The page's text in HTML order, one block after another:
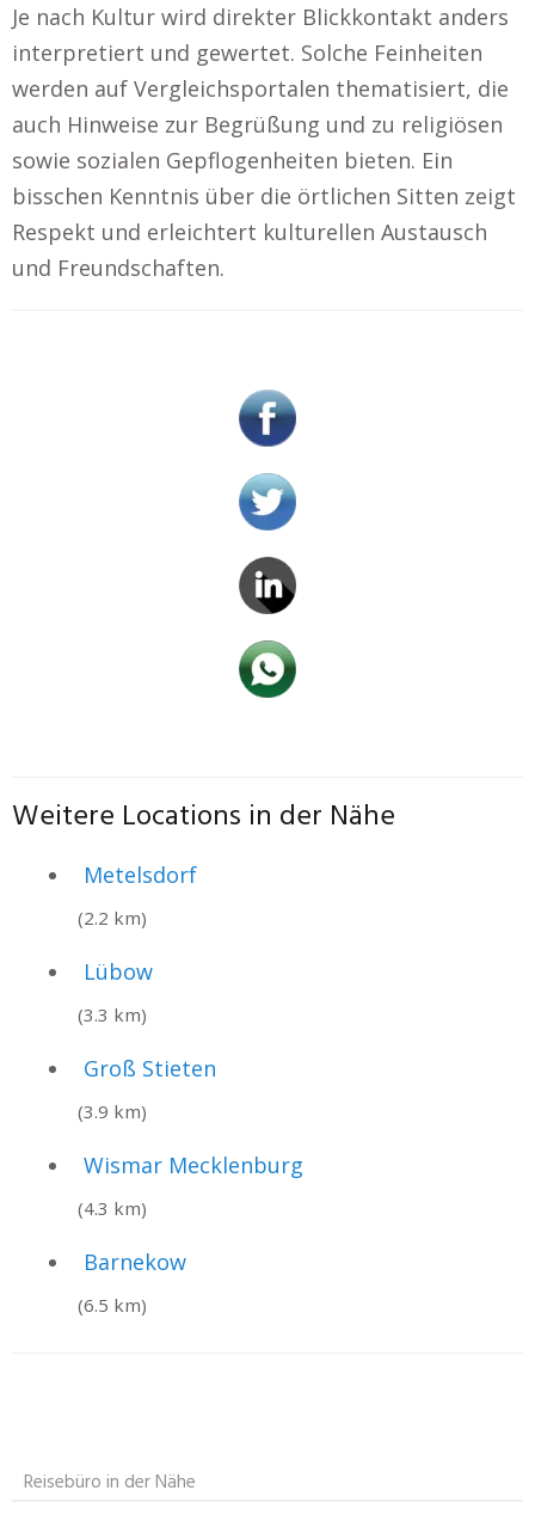
Je nach Kultur wird direkter Blickkontakt anders
interpretiert und gewertet. Solche Feinheiten
werden auf Vergleichsportalen thematisiert, die
auch Hinweise zur Begrüßung und zu religiösen
sowie sozialen Gepflogenheiten bieten. Ein
bisschen Kenntnis über die örtlichen Sitten zeigt
Respekt und erleichtert kulturellen Austausch
und Freundschaften.
Weitere Locations in der Nähe
Metelsdorf
(2.2 km)
Lübow
(3.3 km)
Groß Stieten
(3.9 km)
Wismar Mecklenburg
(4.3 km)
Barnekow
(6.5 km)
Reisebüro in der Nähe